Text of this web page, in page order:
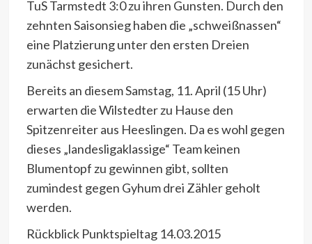
TuS Tarmstedt 3:0 zu ihren Gunsten. Durch den
zehnten Saisonsieg haben die „schweißnassen“
eine Platzierung unter den ersten Dreien
zunächst gesichert.
Bereits an diesem Samstag, 11. April (15 Uhr)
erwarten die Wilstedter zu Hause den
Spitzenreiter aus Heeslingen. Da es wohl gegen
dieses „landesligaklassige“ Team keinen
Blumentopf zu gewinnen gibt, sollten
zumindest gegen Gyhum drei Zähler geholt
werden.
Rückblick Punktspieltag 14.03.2015